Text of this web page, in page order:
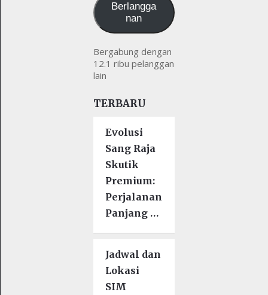
Berlangga
nan
Bergabung dengan
12.1 ribu pelanggan
lain
TERBARU
Evolusi
Sang Raja
Skutik
Premium:
Perjalanan
Panjang …
Jadwal dan
Lokasi
SIM